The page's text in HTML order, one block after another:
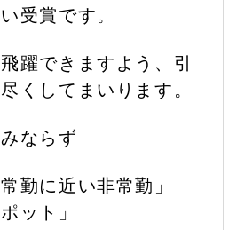
受賞です。
躍できますよう、引
くしてまいります。
ならず
勤に近い非常勤」
ット」